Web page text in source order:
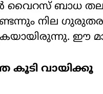
വൈറസ് ബാധ
നില
ഈ
കൂടി വായിക്കൂ